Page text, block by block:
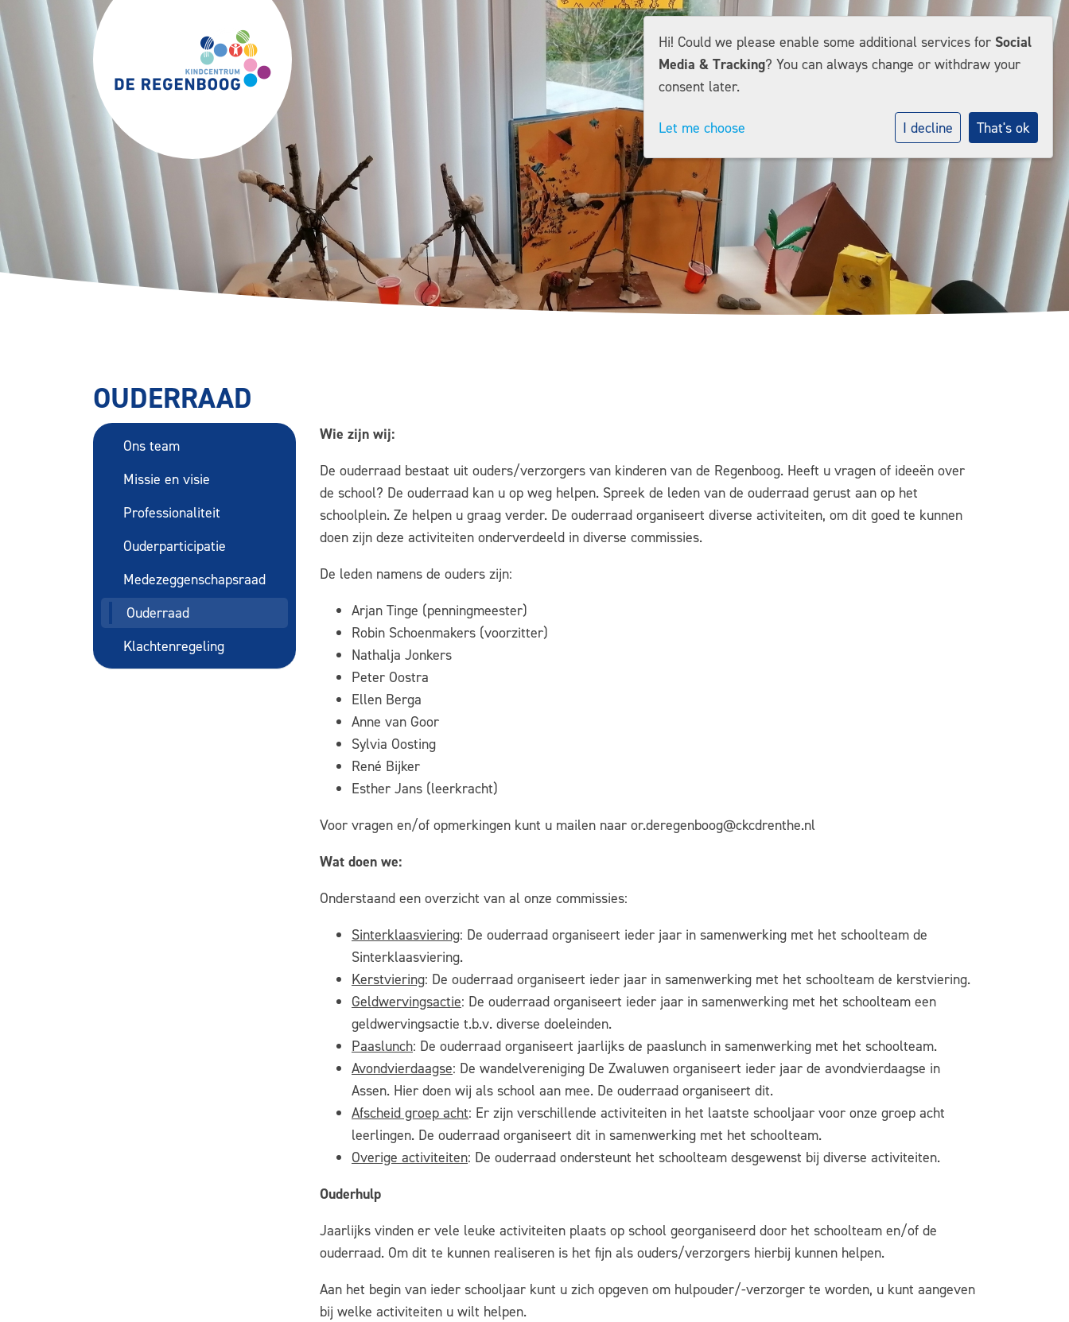
OUDERRAAD
Ons team
Missie en visie
Professionaliteit
Ouderparticipatie
Medezeggenschapsraad
Ouderraad
Klachtenregeling
Wie zijn wij:
De ouderraad bestaat uit ouders/verzorgers van kinderen van de Regenboog. Heeft u vragen of ideeën over
de school? De ouderraad kan u op weg helpen. Spreek de leden van de ouderraad gerust aan op het
schoolplein. Ze helpen u graag verder. De ouderraad organiseert diverse activiteiten, om dit goed te kunnen
doen zijn deze activiteiten onderverdeeld in diverse commissies.
De leden namens de ouders zijn:
Arjan Tinge (penningmeester)
Robin Schoenmakers (voorzitter)
Nathalja Jonkers
Peter Oostra
Ellen Berga
Anne van Goor
Sylvia Oosting
René Bijker
Esther Jans (leerkracht)
Voor vragen en/of opmerkingen kunt u mailen naar or.deregenboog@ckcdrenthe.nl
Wat doen we:
Onderstaand een overzicht van al onze commissies:
Sinterklaasviering: De ouderraad organiseert ieder jaar in samenwerking met het schoolteam de
Sinterklaasviering.
Kerstviering: De ouderraad organiseert ieder jaar in samenwerking met het schoolteam de kerstviering.
Geldwervingsactie: De ouderraad organiseert ieder jaar in samenwerking met het schoolteam een
geldwervingsactie t.b.v. diverse doeleinden.
Paaslunch: De ouderraad organiseert jaarlijks de paaslunch in samenwerking met het schoolteam.
Avondvierdaagse: De wandelvereniging De Zwaluwen organiseert ieder jaar de avondvierdaagse in
Assen. Hier doen wij als school aan mee. De ouderraad organiseert dit.
Afscheid groep acht: Er zijn verschillende activiteiten in het laatste schooljaar voor onze groep acht
leerlingen. De ouderraad organiseert dit in samenwerking met het schoolteam.
Overige activiteiten: De ouderraad ondersteunt het schoolteam desgewenst bij diverse activiteiten.
Ouderhulp
Jaarlijks vinden er vele leuke activiteiten plaats op school georganiseerd door het schoolteam en/of de
ouderraad. Om dit te kunnen realiseren is het fijn als ouders/verzorgers hierbij kunnen helpen.
Aan het begin van ieder schooljaar kunt u zich opgeven om hulpouder/-verzorger te worden, u kunt aangeven
bij welke activiteiten u wilt helpen.
Hi! Could we please enable some additional services for Social
Media & Tracking? You can always change or withdraw your
consent later.
Let me choose I decline That's ok